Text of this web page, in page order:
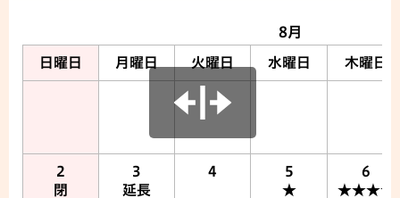
8月
日曜日 月曜日 火曜日 水曜日 木曜日
2
閉
3
延長
4
5
★
6
★★★★